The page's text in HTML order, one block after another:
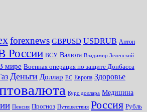
forexnews GBPUSD USDRUB Антон
России ВСУ Валюта Владимир Зеленский
мире Военная операция по защите Донбасса
Деньги Доллар ЕС Европа Здоровье
Курс доллара Медицина
Пенсия Прогноз Путешествия Россия Рубль